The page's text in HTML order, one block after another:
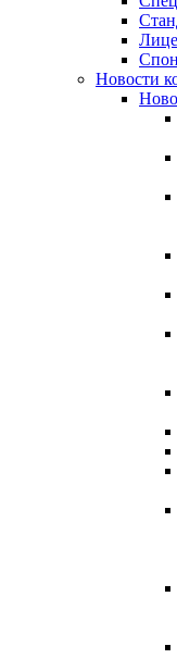
Новости